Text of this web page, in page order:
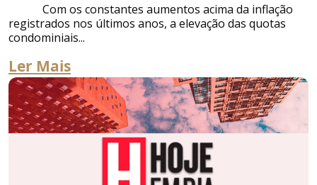
Com os constantes aumentos acima da inflação
registrados nos últimos anos, a elevação das quotas
condominiais...
Ler Mais